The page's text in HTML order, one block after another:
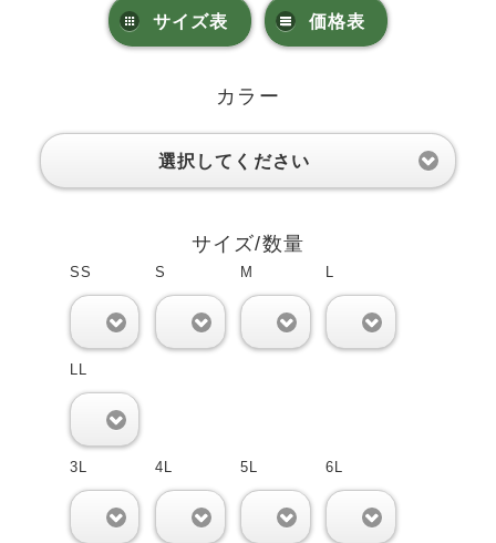
サイズ表 価格表
カラー
選択してください
サイズ/数量
SS S M L
LL
3L 4L 5L 6L